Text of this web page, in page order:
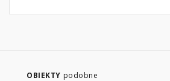
OBIEKTY podobne